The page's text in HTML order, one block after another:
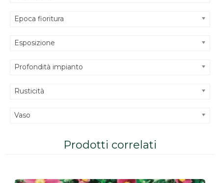
Epoca fioritura
Esposizione
Profondità impianto
Rusticità
Vaso
Prodotti correlati